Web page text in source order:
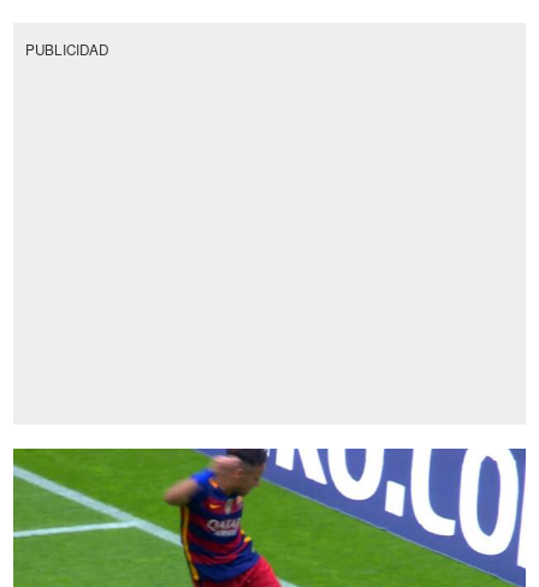
PUBLICIDAD